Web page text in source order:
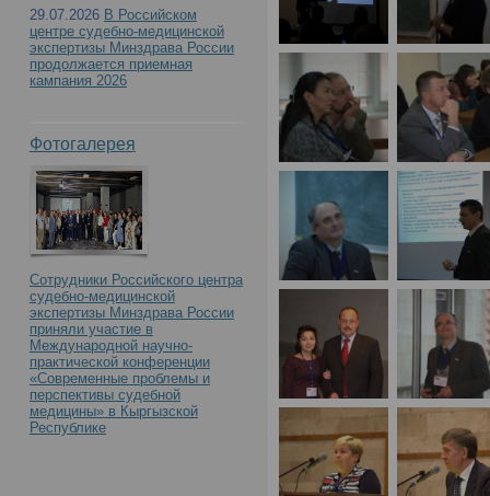
29.07.2026 В Российском
центре судебно-медицинской
экспертизы Минздрава России
продолжается приемная
кампания 2026
Фотогалерея
Сотрудники Российского центра
судебно-медицинской
экспертизы Минздрава России
приняли участие в
Международной научно-
практической конференции
«Современные проблемы и
перспективы судебной
медицины» в Кыргызской
Республике